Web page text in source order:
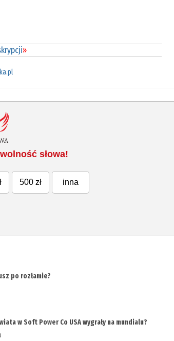
»
słowa!
500 zł inna
po rozłamie?
w Soft Power Co USA wygrały na mundialu?